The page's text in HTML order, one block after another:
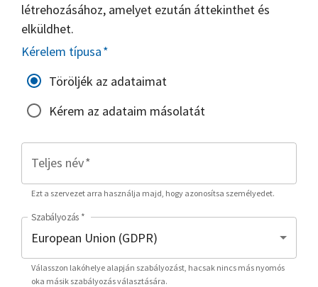
létrehozásához, amelyet ezután áttekinthet és
elküldhet.
Kérelem típusa*
Töröljék az adataimat
Kérem az adataim másolatát
Teljes név*
Ezt a szervezet arra használja majd, hogy azonosítsa személyedet.
Szabályozás *
Válasszon lakóhelye alapján szabályozást, hacsak nincs más nyomós
oka másik szabályozás választására.